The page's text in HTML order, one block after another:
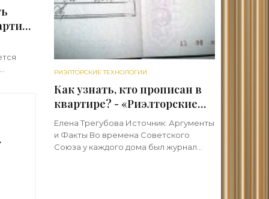
РИЭЛТОРСКИЕ ТЕХНОЛОГИИ
Как узнать, кто прописан в
квартире? - «Риэлторские
технологии»
Елена Трегубова Источник: Аргументы
и Факты Во времена Советского
Союза у каждого дома был журнал